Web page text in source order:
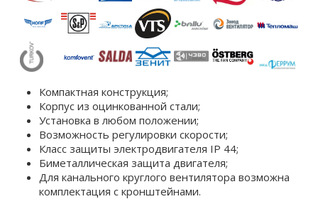
Компактная конструкция;
Корпус из оцинкованной стали;
Установка в любом положении;
Возможность регулировки скорости;
Класс защиты электродвигателя IP 44;
Биметаллическая защита двигателя;
Для канального круглого вентилятора возможна
комплектация c кронштейнами.